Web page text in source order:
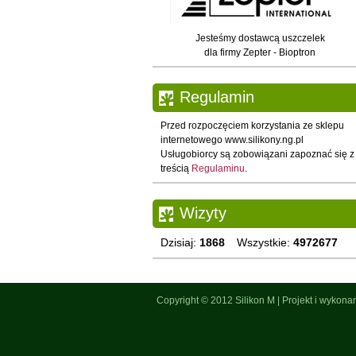
Jesteśmy dostawcą uszczelek
dla firmy Zepter - Bioptron
Regulamin
Przed rozpoczęciem korzystania ze sklepu
internetowego www.silikony.ng.pl
Usługobiorcy są zobowiązani zapoznać się z
treścią Regulaminu.
Wizyty
Dzisiaj: 1868 Wszystkie: 4972677
Copyright © 2012 Silikon M Projekt i